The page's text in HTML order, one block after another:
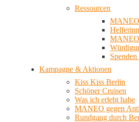
Ressourcen
Kampagne & Aktionen
Kiss Kiss Berlin
Schöner Cruisen
Was ich erlebt habe
MANEO gegen
Rundgang durch